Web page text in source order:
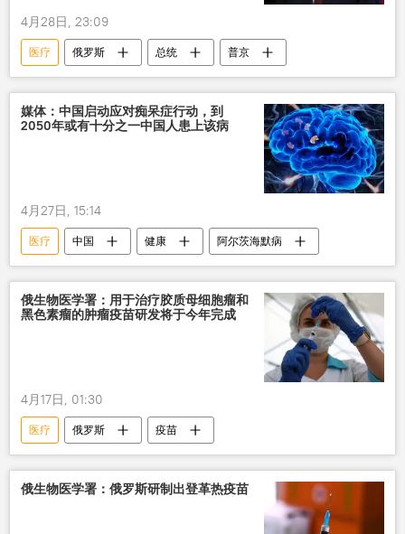
4月28日, 23:09
医疗 俄罗斯 总统 普京
媒体：中国启动应对痴呆症行动，到
2050年或有十分之一中国人患上该病
4月27日, 15:14
医疗 中国 健康 阿尔茨海默病
俄生物医学署：用于治疗胶质母细胞瘤和
黑色素瘤的肿瘤疫苗研发将于今年完成
4月17日, 01:30
医疗 俄罗斯 疫苗
俄生物医学署：俄罗斯研制出登革热疫苗